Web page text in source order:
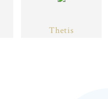
Thetis